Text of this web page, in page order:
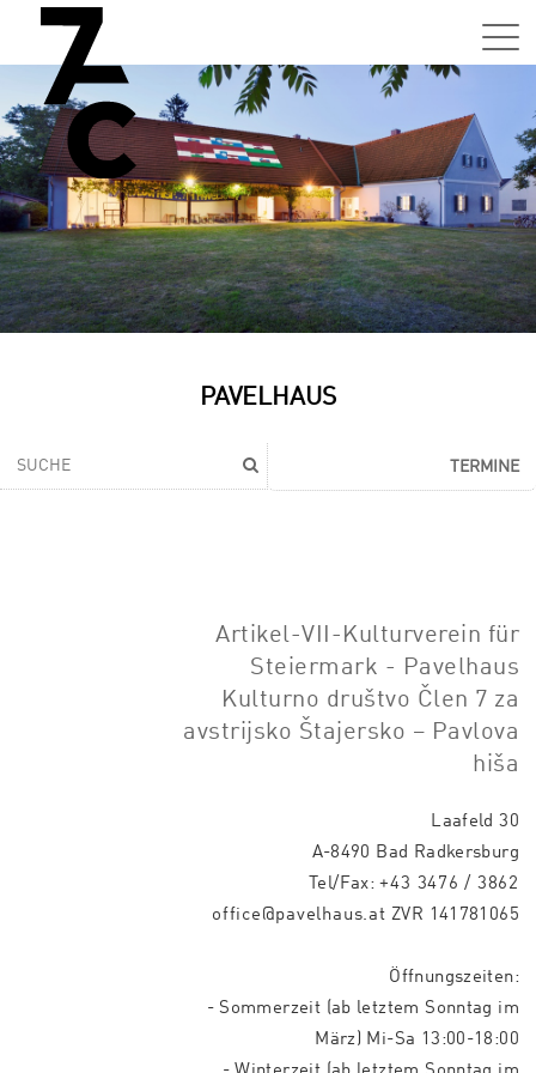
PAVELHAUS
TERMINE
Artikel-VII-Kulturverein für
Steiermark - Pavelhaus
Kulturno društvo Člen 7 za
avstrijsko Štajersko – Pavlova
hiša
Laafeld 30
A-8490 Bad Radkersburg
Tel/Fax:+43 3476 / 3862
office@pavelhaus.at ZVR 141781065
Öffnungszeiten:
- Sommerzeit (ab letztem Sonntag im
März) Mi-Sa 13:00-18:00